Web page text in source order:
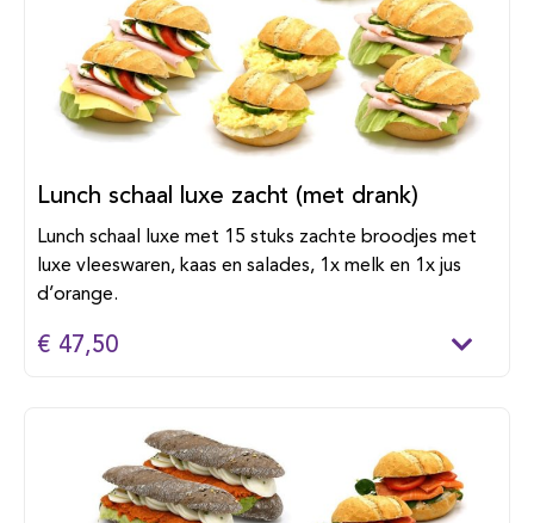
Lunch schaal luxe zacht (met drank)
Lunch schaal luxe met 15 stuks zachte broodjes met
luxe vleeswaren, kaas en salades, 1x melk en 1x jus
d’orange.
€ 47,50